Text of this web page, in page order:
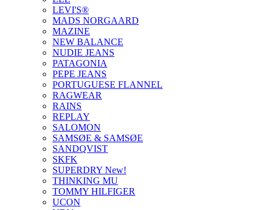
LEVI'S®
MADS NORGAARD
MAZINE
NEW BALANCE
NUDIE JEANS
PATAGONIA
PEPE JEANS
PORTUGUESE FLANNEL
RAGWEAR
RAINS
REPLAY
SALOMON
SAMSØE & SAMSØE
SANDQVIST
SKFK
SUPERDRY New!
THINKING MU
TOMMY HILFIGER
UCON